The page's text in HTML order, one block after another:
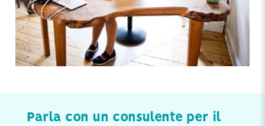
Parla con un consulente per il